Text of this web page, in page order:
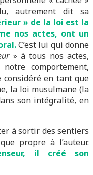
autrement dit sa
» de la loi est la
nos actes, ont un
C’est lui qui donne
» à tous nos actes,
comportement,
en tant que
la loi musulmane (la
son intégralité, en
à sortir des sentiers
propre à l’auteur.
il créé son